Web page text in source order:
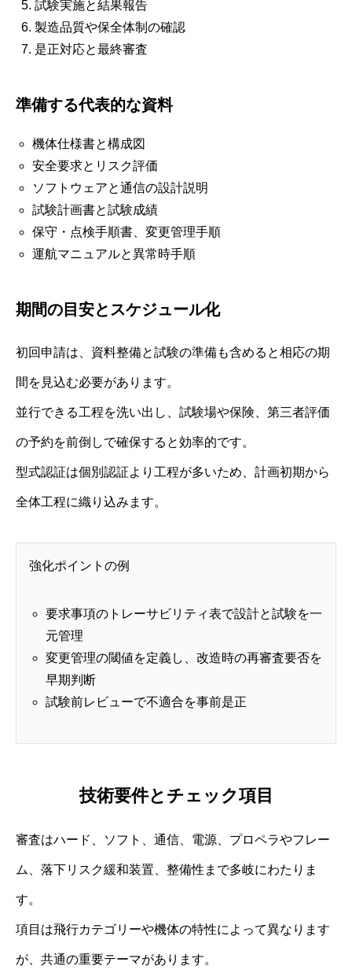
試験実施と結果報告
製造品質や保全体制の確認
是正対応と最終審査
準備する代表的な資料
機体仕様書と構成図
安全要求とリスク評価
ソフトウェアと通信の設計説明
試験計画書と試験成績
保守・点検手順書、変更管理手順
運航マニュアルと異常時手順
期間の目安とスケジュール化
初回申請は、資料整備と試験の準備も含めると相応の期
間を見込む必要があります。
並行できる工程を洗い出し、試験場や保険、第三者評価
の予約を前倒しで確保すると効率的です。
型式認証は個別認証より工程が多いため、計画初期から
全体工程に織り込みます。
強化ポイントの例
要求事項のトレーサビリティ表で設計と試験を一
元管理
変更管理の閾値を定義し、改造時の再審査要否を
早期判断
試験前レビューで不適合を事前是正
技術要件とチェック項目
審査はハード、ソフト、通信、電源、プロペラやフレー
ム、落下リスク緩和装置、整備性まで多岐にわたりま
す。
項目は飛行カテゴリーや機体の特性によって異なります
が、共通の重要テーマがあります。